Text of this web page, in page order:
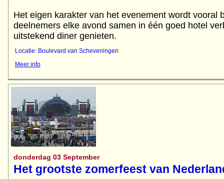
Het eigen karakter van het evenement wordt vooral
deelnemers elke avond samen in één goed hotel
Locatie: Boulevard van Scheveningen
Meer info
donderdag 03 September
Het grootste zomerfeest van